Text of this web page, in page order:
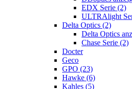
EDX Serie (2)
ULTRAlight
Delta Optics (2)
Delta Optics
Chase Serie (2)
Docter
Geco
GPO (23)
Hawke (6)
Kahles (5)